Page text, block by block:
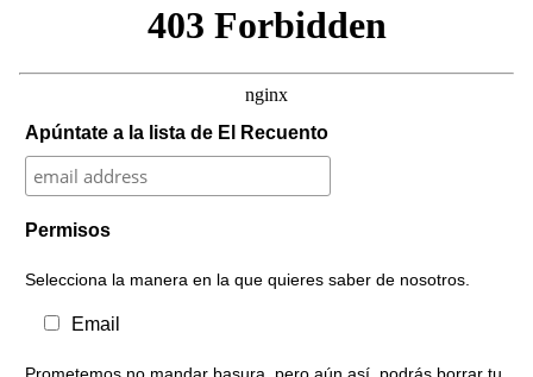
Apúntate a la lista de El Recuento
Permisos
Selecciona la manera en la que quieres saber de nosotros.
Email